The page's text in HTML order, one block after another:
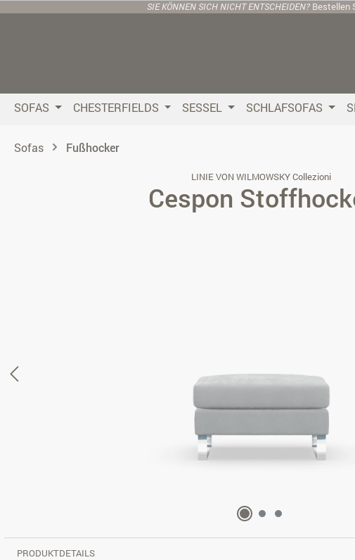
Hauptinhalt springen
Zur Suche springen
Zur Hauptnavigation springen
SIE KÖNNEN SICH NICHT ENTSCHEIDEN? Bestellen
SOFAS CHESTERFIELDS SESSEL SCHLAFSOFAS
Sofas Fußhocker
LINIE VON WILMOWSKY Collezioni
Cespon
PRODUKTDETAILS